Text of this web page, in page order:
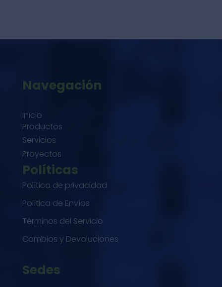
Navegación
Inicio
Productos
Servicios
Proyectos
Políticas
Política de privacidad
Política de Envíos
Términos del Servicio
Cambios y Devoluciones
Sedes